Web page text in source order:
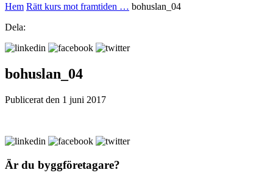
Hem Rätt kurs mot framtiden … bohuslan_04
Dela:
bohuslan_04
Publicerat den 1 juni 2017
Är du byggföretagare?